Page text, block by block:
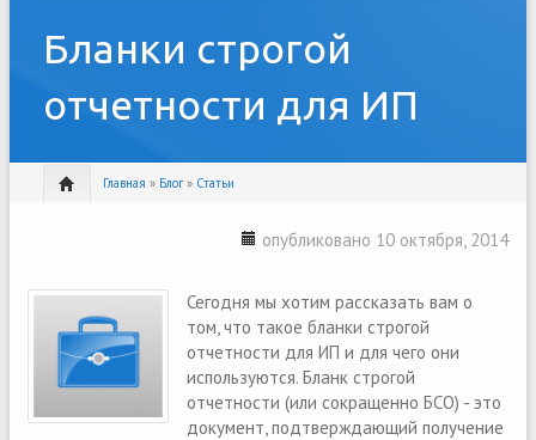
Бланки строгой
отчетности для ИП
Главная » Блог» Статьи
опубликовано 10 октября, 2014
Сегодня мы хотим рассказать вам о
том, что такое бланки строгой
отчетности для ИП и для чего они
используются. Бланк строгой
отчетности (или сокращенно БСО) - это
документ, подтверждающий получение